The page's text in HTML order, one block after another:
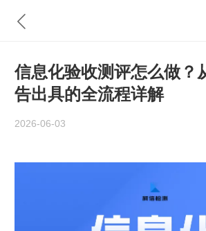
信息化验收测评怎么做？
告出具的全流程详解
2026-06-03